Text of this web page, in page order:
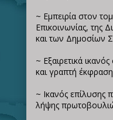
~ Εμπειρία στον
Επικοινωνίας, της
και των Δημοσίων
~ Εξαιρετικά
και γραπτή έκφραση
~ Ικανός επίλυσης
λήψης